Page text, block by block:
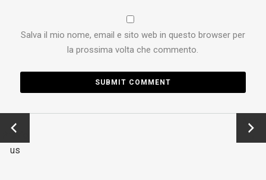
Salva il mio nome, email e sito web in questo browser per
la prossima volta che commento.
Previo
us
→